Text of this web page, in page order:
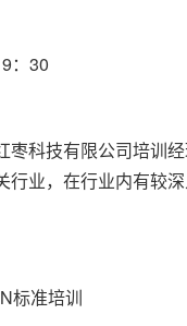
：30
枣科技有限公司培训
行业，在行业内有较
标准培训